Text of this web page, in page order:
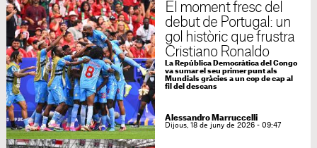
El moment fresc del
debut de Portugal: un
gol històric que frustra
Cristiano Ronaldo
La República Democràtica del Congo
va sumar el seu primer punt als
Mundials gràcies a un cop de cap al
fil del descans
Alessandro Marruccelli
Dijous, 18 de juny de 2026 - 09:47